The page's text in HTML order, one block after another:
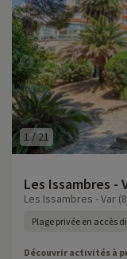
1 /21
Les Issambres -
Les Issambres - Var
Plage privée en accès
Découvrir activités à